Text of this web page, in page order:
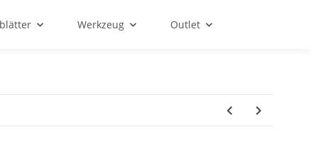
Werkzeug Outlet